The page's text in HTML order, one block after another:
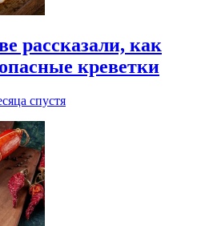
рассказали, как
креветки
спустя